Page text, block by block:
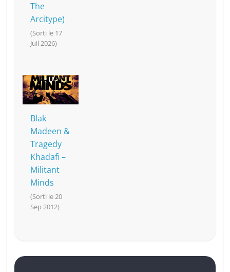
The
Arcitype)
(Sorti le 17
Juil 2026)
Blak
Madeen &
Tragedy
Khadafi –
Militant
Minds
(Sorti le 20
Sep 2012)